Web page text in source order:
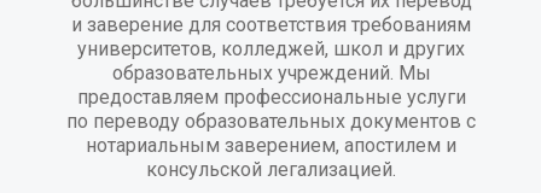
и заверение для соответствия требованиям
университетов, колледжей, школ и других
образовательных учреждений. Мы
предоставляем профессиональные услуги
по переводу образовательных документов с
нотариальным заверением, апостилем и
консульской легализацией.